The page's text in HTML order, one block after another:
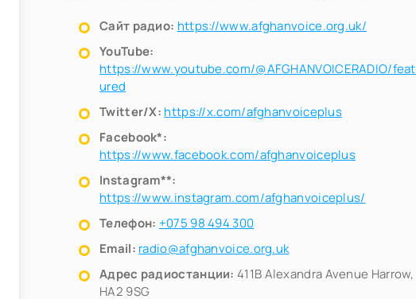
Сайт радио: https://www.afghanvoice.org.uk/
YouTube:
https://www.youtube.com/@AFGHANVOICERADIO/feat
ured
Twitter/X: https://x.com/afghanvoiceplus
Facebook*:
https://www.facebook.com/afghanvoiceplus
Instagram**:
https://www.instagram.com/afghanvoiceplus/
Телефон: +075 98 494 300
Email: radio@afghanvoice.org.uk
Адрес радиостанции: 411B Alexandra Avenue Harrow,
HA2 9SG